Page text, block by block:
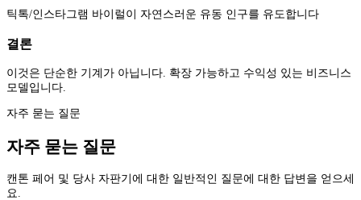
틱톡/인스타그램 바이럴이 자연스러운 유동 인구를 유도합니다
결론
이것은 단순한 기계가 아닙니다. 확장 가능하고 수익성 있는 비즈니스
모델입니다.
자주 묻는 질문
자주 묻는 질문
캔톤 페어 및 당사 자판기에 대한 일반적인 질문에 대한 답변을 얻으세
요.